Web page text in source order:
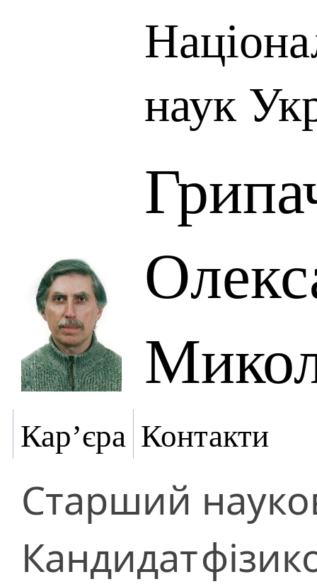
наук
Кар’єра Контакти
Старший
Кандидат